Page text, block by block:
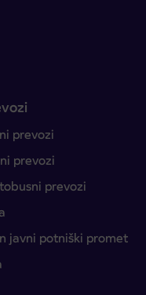
prevozi
prevozi
prevozi
javni potniški promet